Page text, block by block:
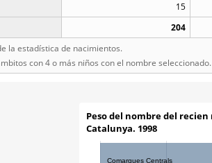
15
204
la estadística de nacimientos.
con 4 o más niños con el nombre seleccionado.